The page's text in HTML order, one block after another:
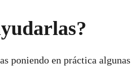
poniendo en práctica algunas